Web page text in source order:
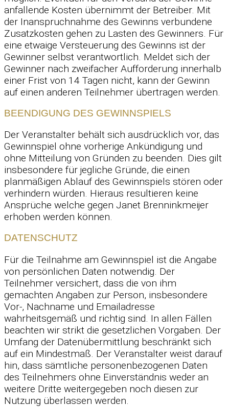
anfallende Kosten übernimmt der Betreiber. Mit
der Inanspruchnahme des Gewinns verbundene
Zusatzkosten gehen zu Lasten des Gewinners. Für
eine etwaige Versteuerung des Gewinns ist der
Gewinner selbst verantwortlich. Meldet sich der
Gewinner nach zweifacher Aufforderung innerhalb
einer Frist von 14 Tagen nicht, kann der Gewinn
auf einen anderen Teilnehmer übertragen werden.
BEENDIGUNG DES GEWINNSPIELS
Der Veranstalter behält sich ausdrücklich vor, das
Gewinnspiel ohne vorherige Ankündigung und
ohne Mitteilung von Gründen zu beenden. Dies gilt
insbesondere für jegliche Gründe, die einen
planmäßigen Ablauf des Gewinnspiels stören oder
verhindern würden. Hieraus resultieren keine
Ansprüche welche gegen Janet Brenninkmeijer
erhoben werden können.
DATENSCHUTZ
Für die Teilnahme am Gewinnspiel ist die Angabe
von persönlichen Daten notwendig. Der
Teilnehmer versichert, dass die von ihm
gemachten Angaben zur Person, insbesondere
Vor-, Nachname und Emailadresse
wahrheitsgemäß und richtig sind. In allen Fällen
beachten wir strikt die gesetzlichen Vorgaben. Der
Umfang der Datenübermittlung beschränkt sich
auf ein Mindestmaß. Der Veranstalter weist darauf
hin, dass sämtliche personenbezogenen Daten
des Teilnehmers ohne Einverständnis weder an
weitere Dritte weitergegeben noch diesen zur
Nutzung überlassen werden.